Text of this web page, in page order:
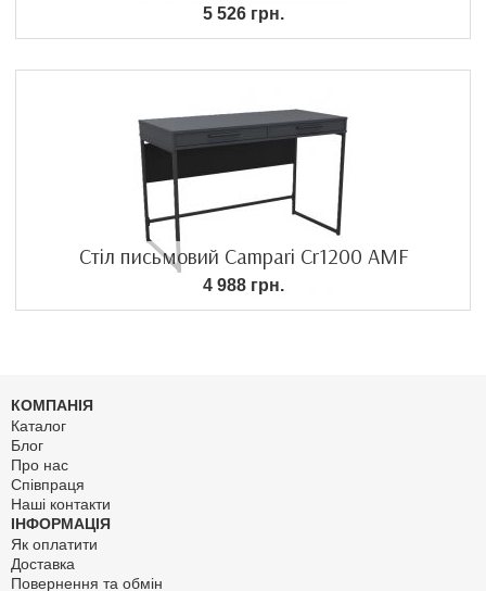
5 526 грн.
Стіл письмовий Campari Cr1200 AMF
4 988 грн.
КОМПАНІЯ
Каталог
Блог
Про нас
Співпраця
Наші контакти
ІНФОРМАЦІЯ
Як оплатити
Доставка
Повернення та обмін